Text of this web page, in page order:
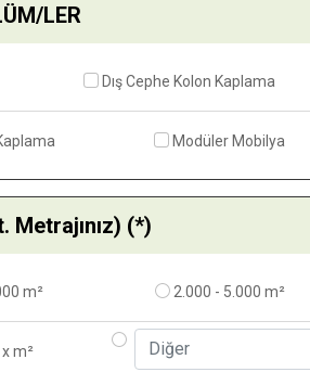
LER
Dış Cephe Kolon Kaplama
Modüler Mobilya
Metrajınız) (*)
m² 2.000 - 5.000 m²
m²